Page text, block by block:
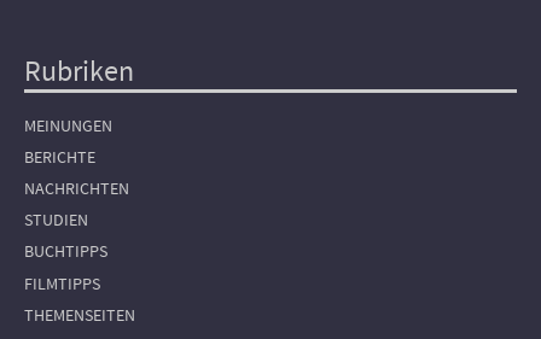
Hauptnavigation
Rubriken
MEINUNGEN
BERICHTE
NACHRICHTEN
STUDIEN
BUCHTIPPS
FILMTIPPS
THEMENSEITEN